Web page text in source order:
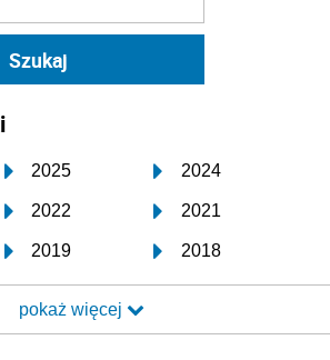
2025 2024
2022 2021
2019 2018
2016 2015
2013 2012
pokaż więcej